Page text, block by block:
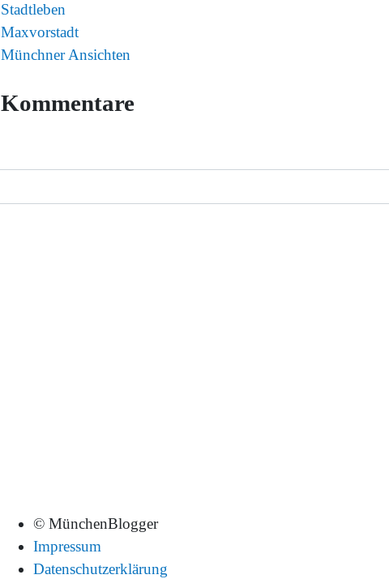
Stadtleben
Maxvorstadt
Münchner Ansichten
Kommentare
© MünchenBlogger
Impressum
Datenschutzerklärung